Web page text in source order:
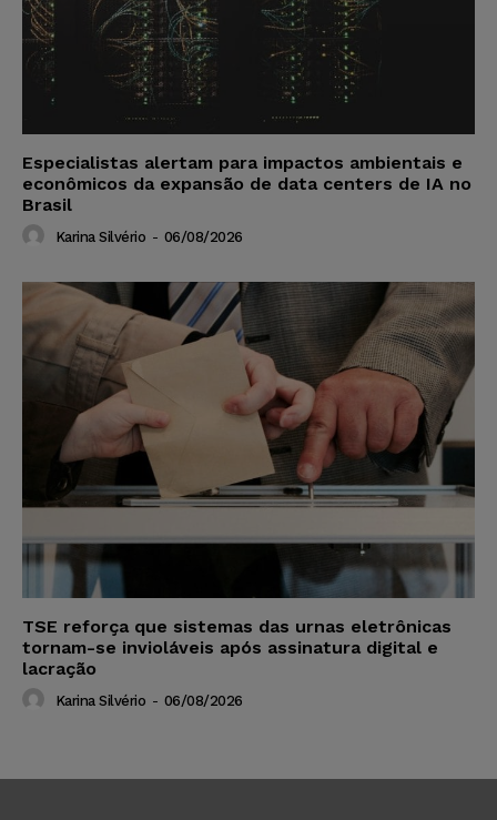
Especialistas alertam para impactos ambientais e
econômicos da expansão de data centers de IA no
Brasil
Karina Silvério - 06/08/2026
TSE reforça que sistemas das urnas eletrônicas
tornam-se invioláveis após assinatura digital e
lacração
Karina Silvério - 06/08/2026